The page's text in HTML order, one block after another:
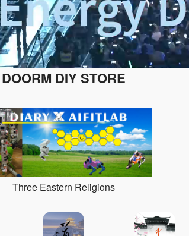
DOORM DIY STORE
Three Eastern Religions